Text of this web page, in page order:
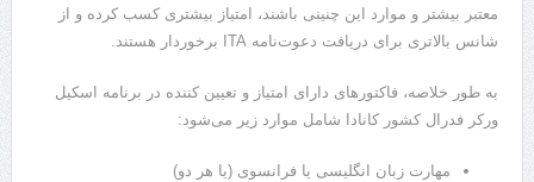
معتبر بیشتر و موارد این چنینی باشند، امتیاز بیشتری کسب کرده و از
شانس بالاتری برای دریافت دعوت‌نامه ITA برخوردار هستند.
به طور خلاصه، فاکتورهای دارای امتیاز و تعیین کننده در برنامه اسکیل
ورکر فدرال کشور کانادا شامل موارد زیر می‌شود:
مهارت زبان انگلیسی یا فرانسوی (یا هر دو)